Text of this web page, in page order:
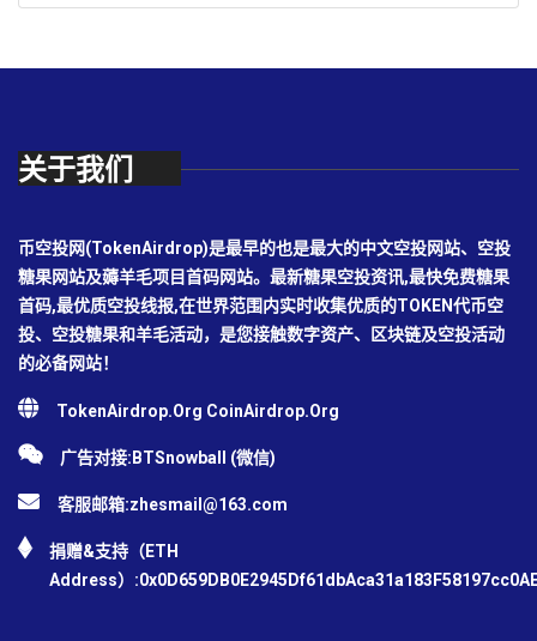
关于我们
币空投网(TokenAirdrop)是最早的也是最大的中文空投网站、空投
糖果网站及薅羊毛项目首码网站。最新糖果空投资讯,最快免费糖果
首码,最优质空投线报,在世界范围内实时收集优质的TOKEN代币空
投、空投糖果和羊毛活动，是您接触数字资产、区块链及空投活动
的必备网站！
TokenAirdrop.Org CoinAirdrop.Org
广告对接:BTSnowball (微信)
客服邮箱:zhesmail@163.com
捐赠&支持（ETH
Address）